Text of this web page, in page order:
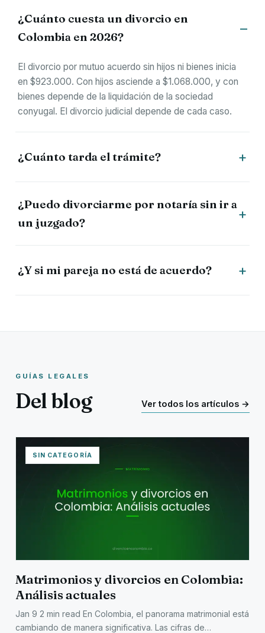
¿Cuánto cuesta un divorcio en
Colombia en 2026?
El divorcio por mutuo acuerdo sin hijos ni bienes inicia
en $923.000. Con hijos asciende a $1.068.000, y con
bienes depende de la liquidación de la sociedad
conyugal. El divorcio judicial depende de cada caso.
¿Cuánto tarda el trámite?
¿Puedo divorciarme por notaría sin ir a
un juzgado?
¿Y si mi pareja no está de acuerdo?
GUÍAS LEGALES
Del blog Ver todos los artículos →
SIN CATEGORÍA
Matrimonios y divorcios en Colombia:
Análisis actuales
Jan 9 2 min read En Colombia, el panorama matrimonial está
cambiando de manera significativa. Las cifras de…